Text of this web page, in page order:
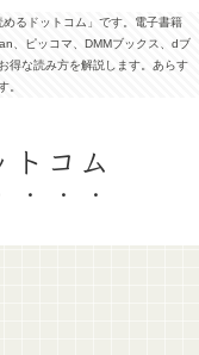
るドットコム」です。電子書籍
、ピッコマ、DMMブックス、dブ
得な読み方を解説します。あらす
。
トコム